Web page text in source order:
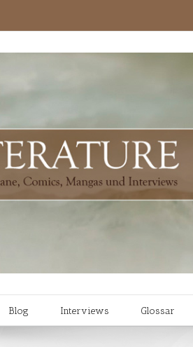
Blog Interviews Glossar